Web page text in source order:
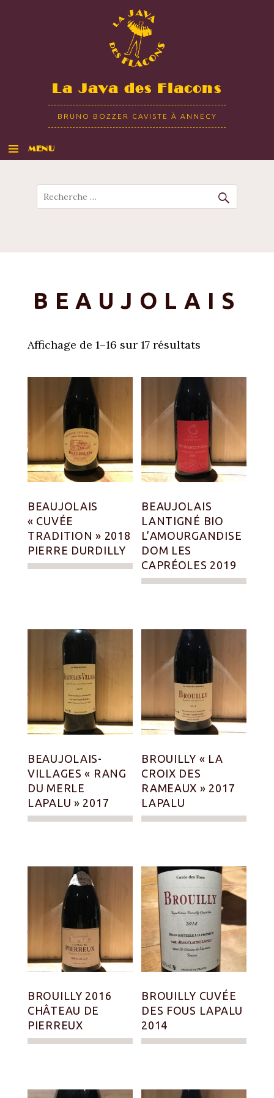
La Java des Flacons
BRUNO BOZZER CAVISTE À ANNECY
MENU
Recherche
BEAUJOLAIS
Affichage de 1–16 sur 17 résultats
BEAUJOLAIS
« CUVÉE
TRADITION » 2018
PIERRE DURDILLY
BEAUJOLAIS
LANTIGNÉ BIO
L’AMOURGANDISE
DOM LES
CAPRÉOLES 2019
BEAUJOLAIS-
VILLAGES « RANG
DU MERLE
LAPALU » 2017
BROUILLY « LA
CROIX DES
RAMEAUX » 2017
LAPALU
BROUILLY 2016
CHÂTEAU DE
PIERREUX
BROUILLY CUVÉE
DES FOUS LAPALU
2014